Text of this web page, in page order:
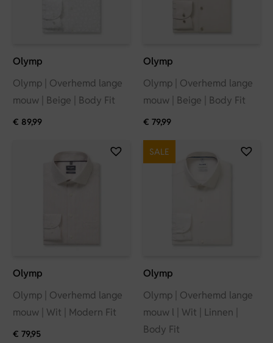
Olymp
Olymp | Overhemd lange
mouw | Beige | Body Fit
€ 89,99
Olymp
Olymp | Overhemd lange
mouw | Beige | Body Fit
€ 79,99
Olymp
Olymp | Overhemd lange
mouw | Wit | Modern Fit
€ 79,95
Olymp
SALE
Olymp | Overhemd lange
mouw l | Wit | Linnen |
Body Fit